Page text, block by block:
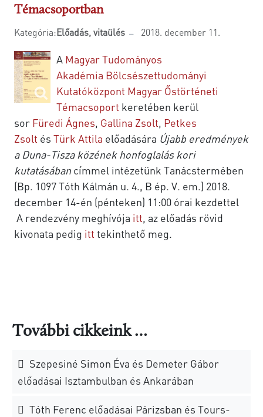
Témacsoportban
Kategória:Előadás, vitaülés 2018. december 11.
A Magyar Tudományos
Akadémia Bölcsészettudományi
Kutatóközpont Magyar Őstörténeti
Témacsoport keretében kerül
sor Füredi Ágnes, Gallina Zsolt, Petkes
Zsolt és Türk Attila előadására Újabb eredmények
a Duna-Tisza közének honfoglalás kori
kutatásában címmel intézetünk Tanácstermében
(Bp. 1097 Tóth Kálmán u. 4., B ép. V. em.) 2018.
december 14-én (pénteken) 11:00 órai kezdettel
A rendezvény meghívója itt, az előadás rövid
kivonata pedig itt tekinthető meg.
További cikkeink …
Szepesiné Simon Éva és Demeter Gábor
előadásai Isztambulban és Ankarában
Tóth Ferenc előadásai Párizsban és Tours-